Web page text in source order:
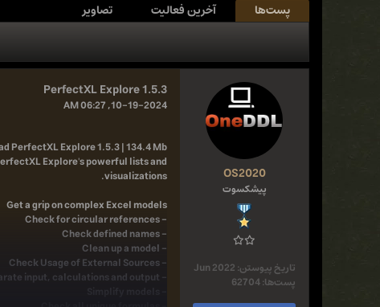
پست‌ها آخرین فعالیت
تصاویر
OS2020
پیشکسوت
تاریخ پیوستن:Jun 2022
پست‌ها:62704
PerfectXL Explore 1.5.3
10-19-2024, 06:27 AM
PerfectXL Explore 1.5.3 | 134.4 Mb
Explore's powerful lists and
visualizations.
Get a grip on complex Excel models
- Check for circular references
- Check defined names
- Clean up a model
- Check Usage of External Sources
- Separate input, calculations and output